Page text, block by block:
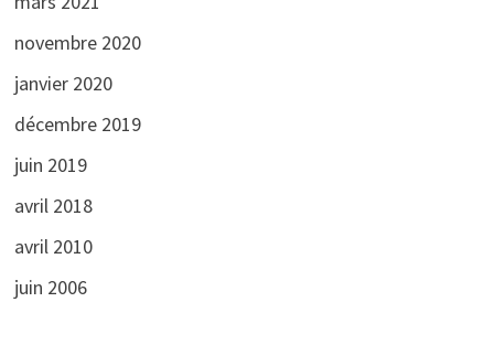
novembre 2020
janvier 2020
décembre 2019
juin 2019
avril 2018
avril 2010
juin 2006